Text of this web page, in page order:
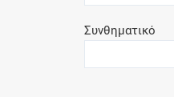
σας και
και με ασφάλεια
Συνθηματικό